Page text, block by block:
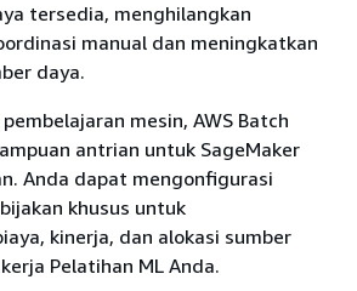
tersedia, menghilangkan
manual dan meningkatkan
daya.
mesin, AWS Batch
antrian untuk SageMaker
Anda dapat mengonfigurasi
khusus untuk
kinerja, dan alokasi sumber
Pelatihan ML Anda.